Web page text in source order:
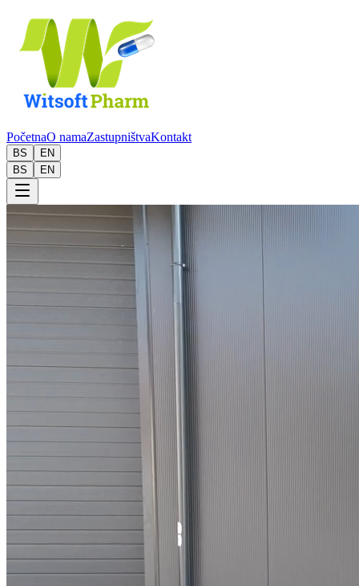
PočetnaO namaZastupništvaKontakt
BS
EN
BS
EN